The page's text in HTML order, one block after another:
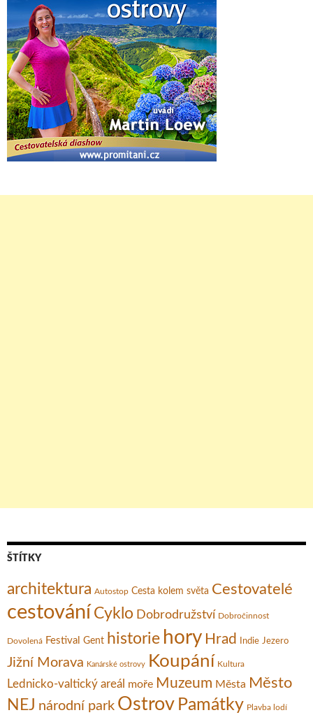
ŠTÍTKY
architektura Autostop Cesta kolem světa Cestovatelé
cestování Cyklo Dobrodružství Dobročinnost
Dovolená Festival Gent historie hory Hrad Indie Jezero
Jižní Morava Kanárské ostrovy Koupání Kultura
Lednicko-valtický areál moře Muzeum Města Město
NEJ národní park Ostrov Památky Plavba lodí